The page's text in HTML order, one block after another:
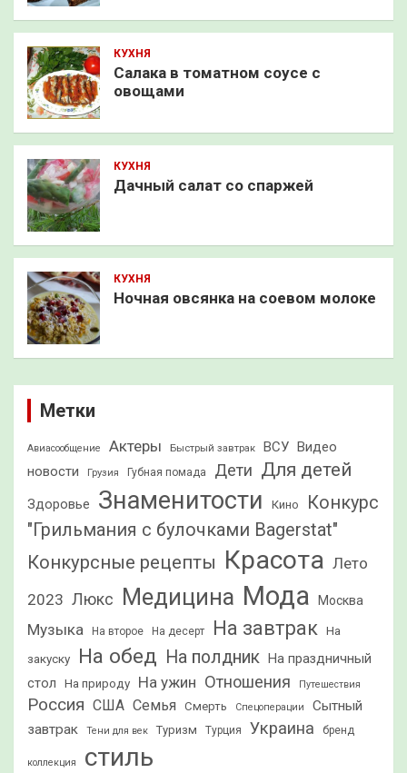
КУХНЯ
Салака в томатном соусе с
овощами
КУХНЯ
Дачный салат со спаржей
КУХНЯ
Ночная овсянка на соевом молоке
Метки
Авиасообщение Актеры Быстрый завтрак ВСУ Видео
новости
Грузия Губная помада Дети Для детей
Здоровье Знаменитости Кино
Конкурс
"Грильмания с булочками Bagerstat"
Конкурсные рецепты Красота Лето
2023 Люкс Медицина Мода Москва
Музыка На второе На десерт На завтрак На
закуску На обед На полдник На праздничный
стол
На природу На ужин Отношения Путешествия
Россия США Семья Смерть Спецоперации
Сытный
завтрак
Тени для век Туризм Турция Украина бренд
коллекция стиль